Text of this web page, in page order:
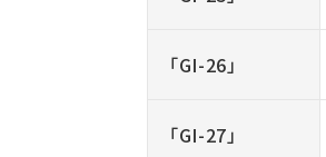
「GI-26」
「GI-27」